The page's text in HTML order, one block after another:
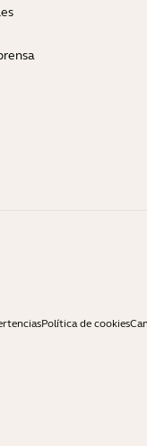
Política de cookies